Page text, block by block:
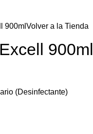
900ml Volver a la Tienda
900ml
(Desinfectante)